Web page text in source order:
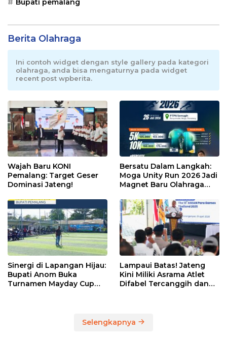
Bupati pemalang
Berita Olahraga
Ini contoh widget dengan style gallery pada kategori
olahraga, anda bisa mengaturnya pada widget
recent post wpberita.
Wajah Baru KONI
Pemalang: Target Geser
Dominasi Jateng!
Bersatu Dalam Langkah:
Moga Unity Run 2026 Jadi
Magnet Baru Olahraga
Sinergi di Lapangan Hijau:
Bupati Anom Buka
Turnamen Mayday Cup
Lampaui Batas! Jateng
Kini Miliki Asrama Atlet
Difabel Tercanggih dan
Selengkapnya